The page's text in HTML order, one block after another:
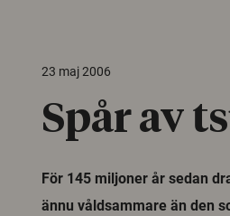
23 maj 2006
Spår av
För 145 miljoner år sedan
ännu våldsammare än den